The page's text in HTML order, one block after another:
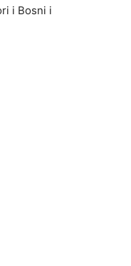
i Bosni i